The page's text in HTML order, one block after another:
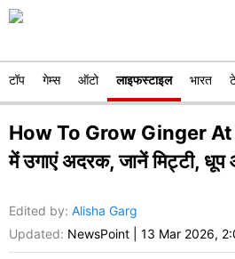
टॉप गेम्स ऑटो लाइफस्टाइल भारत
How To Grow Ginger At
में उगाएं अदरक, जानें मिट्टी, धूप
Edited by: Alisha Garg
Updated: NewsPoint 13 Mar 2026,